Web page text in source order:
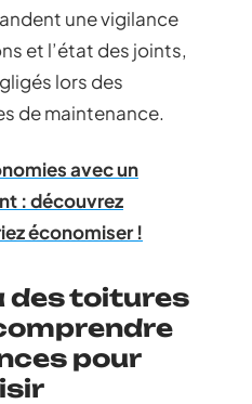
une vigilance
et l’état des joints,
lors des
de maintenance.
avec un
: découvrez
économiser !
des toitures
pour